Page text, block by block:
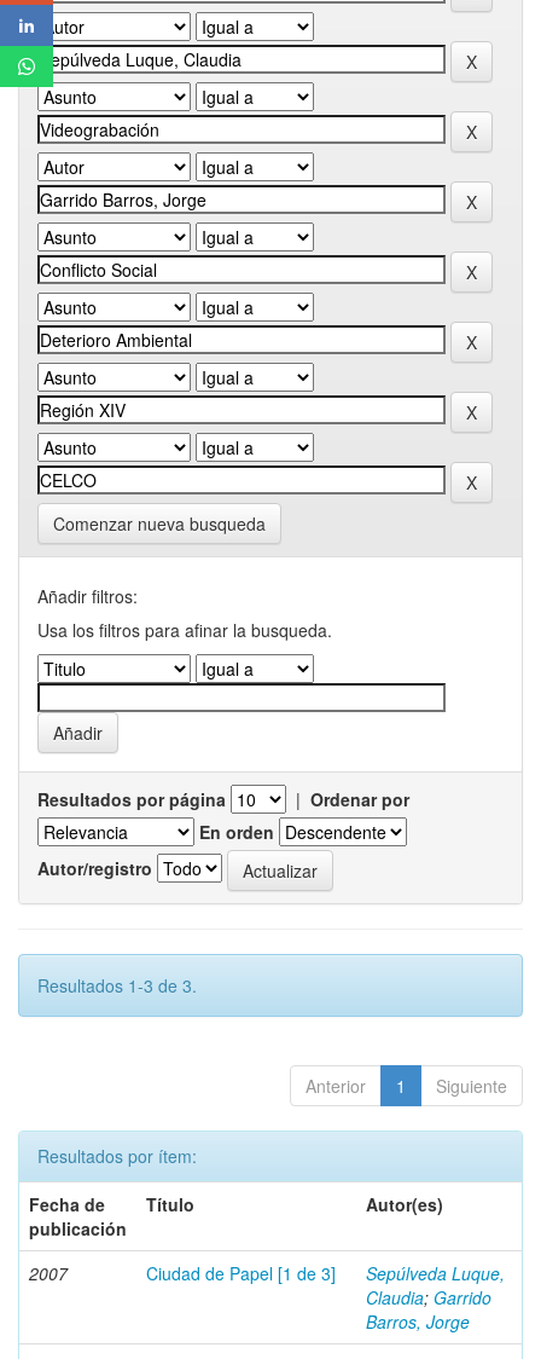
Comenzar nueva busqueda
Añadir filtros:
Usa los filtros para afinar la busqueda.
Resultados por página | Ordenar por
En orden
Autor/registro
Resultados 1-3 de 3.
Anterior 1 Siguiente
Resultados por ítem:
Fecha de
publicación
Título Autor(es)
2007 Ciudad de Papel [1 de 3]
Sepúlveda Luque,
Claudia; Garrido
Barros, Jorge